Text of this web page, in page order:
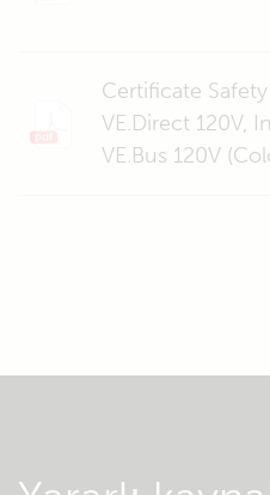
Certificate
VE.Direct 120V,
VE.Bus 120V